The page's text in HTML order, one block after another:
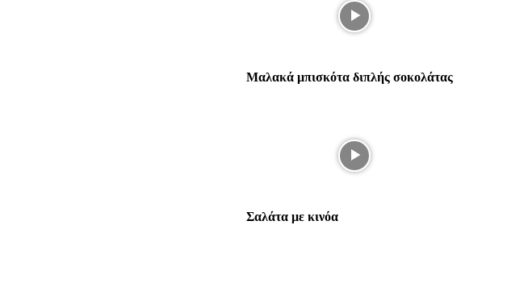
Μαλακά μπισκότα διπλής σοκολάτας
Σαλάτα με κινόα